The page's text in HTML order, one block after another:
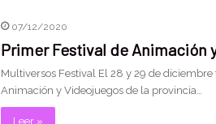
07/12/2020
Primer Festival de Animación
Multiversos Festival El 28 y 29 de
Animación y Videojuegos de la provincia…
Leer »